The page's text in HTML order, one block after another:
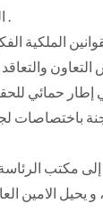
1- العمل على الحماية القانونية للابداع الفكري بجميع أشكاله .
إطار حمائي
مكتب